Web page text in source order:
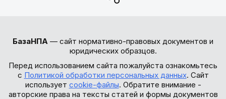
БазаНПА — сайт нормативно-правовых документов и
юридических образцов.
Перед использованием сайта пожалуйста ознакомьтесь
с Политикой обработки персональных данных. Сайт
использует cookie-файлы. Обратите внимание -
авторские права на тексты статей и формы документов